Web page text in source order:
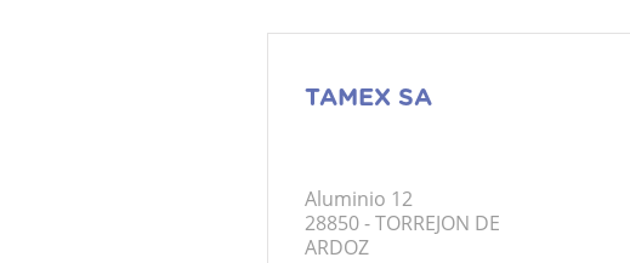
TAMEX SA
Aluminio 12
28850 - TORREJON DE
ARDOZ